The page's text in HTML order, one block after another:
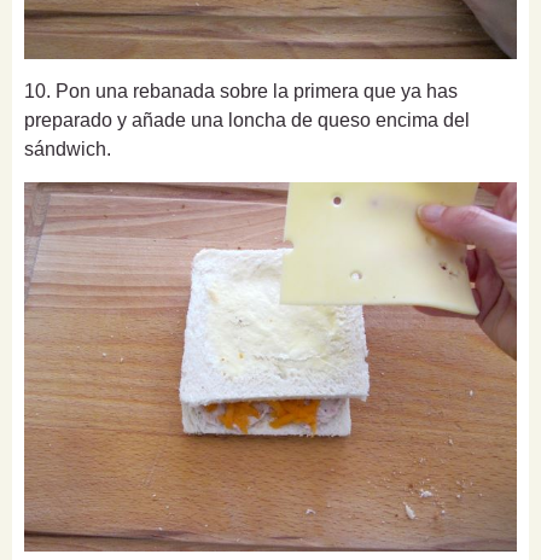
10. Pon una rebanada sobre la primera que ya has
preparado y añade una loncha de queso encima del
sándwich.